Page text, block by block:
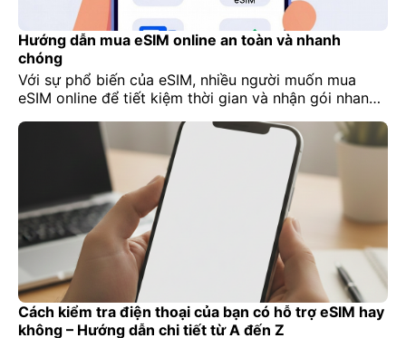
Hướng dẫn mua eSIM online an toàn và nhanh
chóng
Với sự phổ biến của eSIM, nhiều người muốn mua
eSIM online để tiết kiệm thời gian và nhận gói nhanh
không cẩn thận, bạn có thể gặp mã QR giả, gói
không hoạt động hoặc lừa đảo online. Bài viết này
của Lucky Sim […]
Cách kiểm tra điện thoại của bạn có hỗ trợ eSIM hay
không – Hướng dẫn chi tiết từ A đến Z